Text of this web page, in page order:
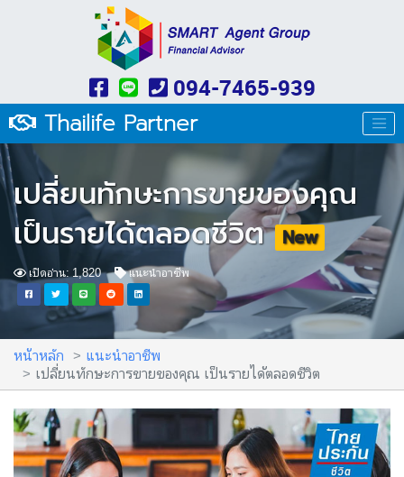
094-7465-939
Thailife Partner
เปลี่ยนทักษะการขายของคุณ
เป็นรายได้ตลอดชีวิต New
เปิดอ่าน: 1,820 แนะนำอาชีพ
หน้าหลัก
แนะนำอาชีพ
เปลี่ยนทักษะการขายของคุณ เป็นรายได้ตลอดชีวิต